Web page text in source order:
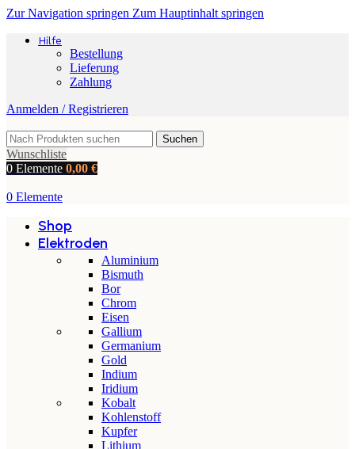
Zur Navigation springen Zum Hauptinhalt springen
Hilfe
Bestellung
Lieferung
Zahlung
Anmelden / Registrieren
Suchen
Wunschliste
0 Elemente 0,00 €
0 Elemente
Shop
Elektroden
Aluminium
Bismuth
Bor
Chrom
Eisen
Gallium
Germanium
Gold
Indium
Iridium
Kobalt
Kohlenstoff
Kupfer
Lithium